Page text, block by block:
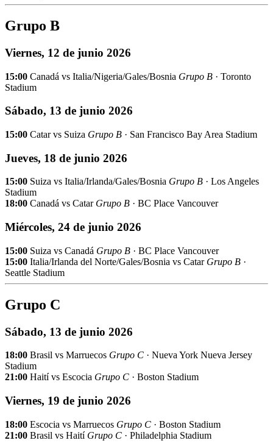
Grupo B
Viernes, 12 de junio 2026
15:00 Canadá vs Italia/Nigeria/Gales/Bosnia Grupo B · Toronto
Stadium
Sábado, 13 de junio 2026
15:00 Catar vs Suiza Grupo B · San Francisco Bay Area Stadium
Jueves, 18 de junio 2026
15:00 Suiza vs Italia/Irlanda/Gales/Bosnia Grupo B · Los Angeles
Stadium
18:00 Canadá vs Catar Grupo B · BC Place Vancouver
Miércoles, 24 de junio 2026
15:00 Suiza vs Canadá Grupo B · BC Place Vancouver
15:00 Italia/Irlanda del Norte/Gales/Bosnia vs Catar Grupo B ·
Seattle Stadium
Grupo C
Sábado, 13 de junio 2026
18:00 Brasil vs Marruecos Grupo C · Nueva York Nueva Jersey
Stadium
21:00 Haití vs Escocia Grupo C · Boston Stadium
Viernes, 19 de junio 2026
18:00 Escocia vs Marruecos Grupo C · Boston Stadium
21:00 Brasil vs Haití Grupo C · Philadelphia Stadium